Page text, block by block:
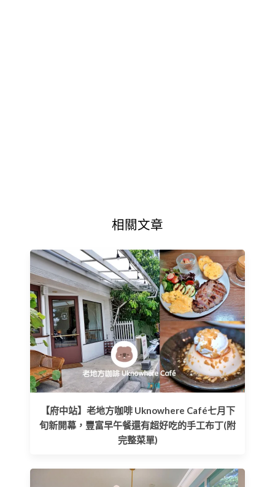
相關文章
【府中站】老地方咖啡 Uknowhere Café七月下
旬新開幕，豐富早午餐還有超好吃的手工布丁(附
完整菜單)